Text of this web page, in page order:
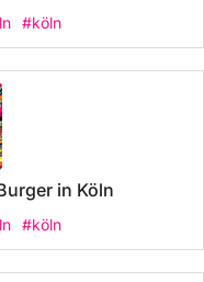
#köln
in Köln
#köln